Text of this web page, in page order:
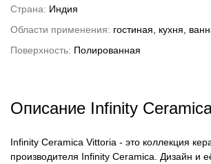
Страна: Индия
Области применения: гостиная, кухня,
Поверхность: Полированная
Описание Infinity
Infinity Ceramica Vittoria - это коллекция
производителя Infinity Ceramica. Дизайн и